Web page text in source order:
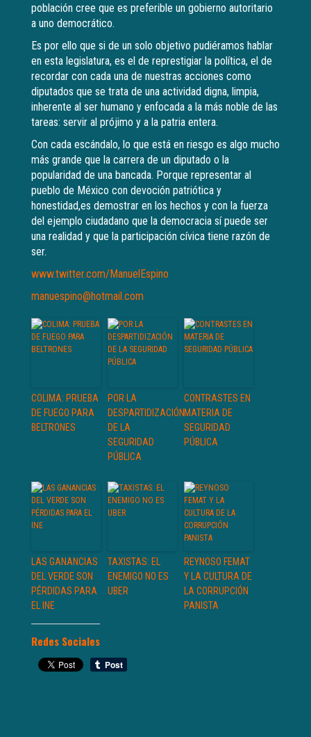
población cree que es preferible un gobierno autoritario
a uno democrático.
Es por ello que si de un solo objetivo pudiéramos hablar
en esta legislatura, es el de represtigiar la política, el de
recordar con cada una de nuestras acciones como
diputados que se trata de una actividad digna, limpia,
inherente al ser humano y enfocada a la más noble de las
tareas: servir al prójimo y a la patria entera.
Con cada escándalo, lo que está en riesgo es algo mucho
más grande que la carrera de un diputado o la
popularidad de una bancada. Porque representar al
pueblo de México con devoción patriótica y
honestidad,es demostrar en los hechos y con la fuerza
del ejemplo ciudadano que la democracia sí puede ser
una realidad y que la participación cívica tiene razón de
ser.
www.twitter.com/ManuelEspino
manuespino@hotmail.com
COLIMA: PRUEBA
DE FUEGO PARA
BELTRONES
POR LA
DESPARTIDIZACIÓN
DE LA
SEGURIDAD
PÚBLICA
CONTRASTES EN
MATERIA DE
SEGURIDAD
PÚBLICA
LAS GANANCIAS
DEL VERDE SON
PÉRDIDAS PARA
EL INE
TAXISTAS: EL
ENEMIGO NO ES
UBER
REYNOSO FEMAT
Y LA CULTURA DE
LA CORRUPCIÓN
PANISTA
Redes Sociales